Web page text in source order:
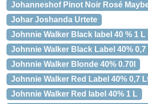
Johanneshof Pinot Noir Rosé
Johar Joshanda Urtete
Johnnie Walker Black label 40 % 1 L
Johnnie Walker Black Label 40% 0,7
Johnnie Walker Blonde 40% 0.70l
Johnnie Walker Red Label 40% 0,7
Johnnie Walker Red label 40% 1 L